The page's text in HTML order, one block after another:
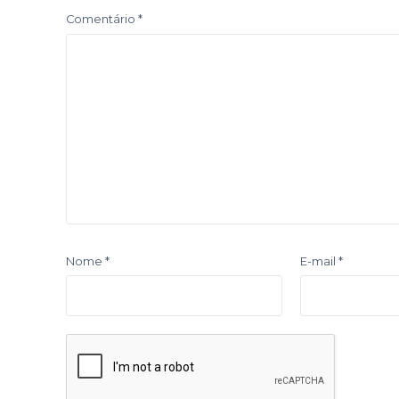
Comentário *
Nome * E-mail*